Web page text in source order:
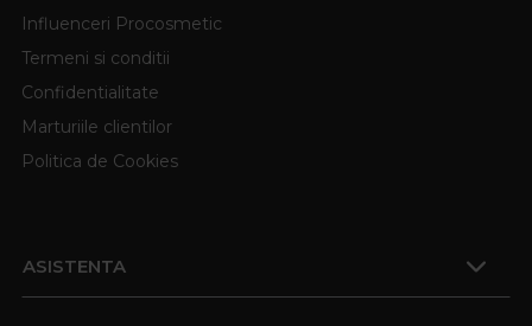
Influenceri Procosmetic
Termeni si conditii
Confidentialitate
Marturiile clientilor
Politica de Cookies
ASISTENTA